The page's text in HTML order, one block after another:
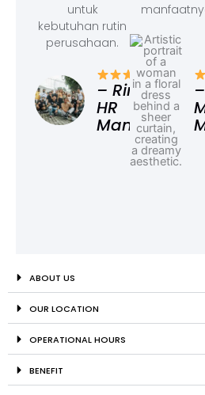
untuk
kebutuhan rutin
perusahaan.
– Rina,
HR
Manager
ABOUT US
OUR LOCATION
OPERATIONAL HOURS
BENEFIT